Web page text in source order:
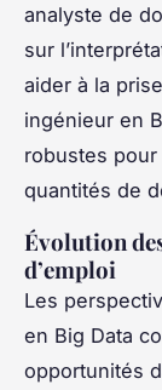
analyste de
sur
aider à la
ingénieur en
robustes
quantités de
Évolution
d’emploi
Les
en Big Data
opportunités